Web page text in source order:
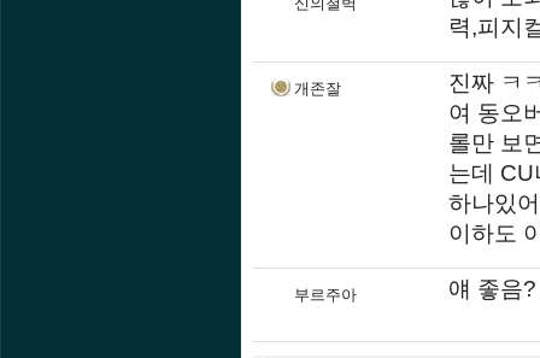
력,피지
개존잘
진짜 ㅋ
여 동오
롤만 보
는데
하나있
이하도
부르주아 얘 좋음?